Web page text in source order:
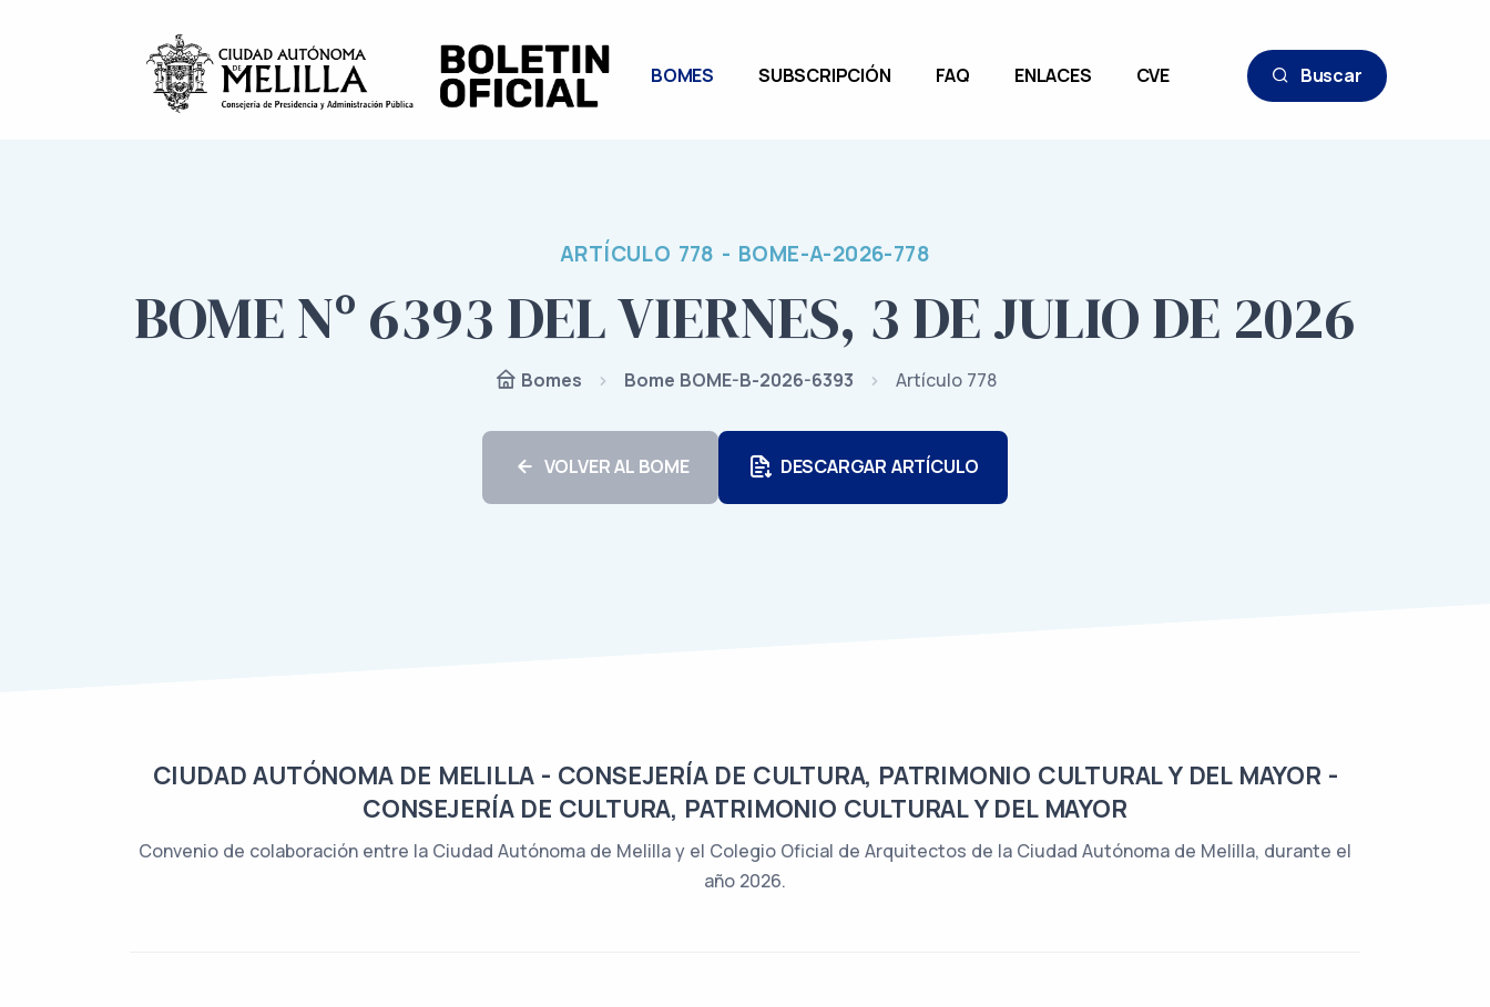
BOMES SUBSCRIPCIÓN FAQ ENLACES CVE Buscar
ARTÍCULO 778 - BOME-A-2026-778
BOME Nº 6393 DEL VIERNES, 3 DE JULIO DE 2026
Bomes Bome BOME-B-2026-6393 Artículo 778
VOLVER AL BOME DESCARGAR ARTÍCULO
CIUDAD AUTÓNOMA DE MELILLA - CONSEJERÍA DE CULTURA, PATRIMONIO CULTURAL Y DEL MAYOR -
CONSEJERÍA DE CULTURA, PATRIMONIO CULTURAL Y DEL MAYOR
Convenio de colaboración entre la Ciudad Autónoma de Melilla y el Colegio Oficial de Arquitectos de la Ciudad Autónoma de Melilla, durante el
año 2026.